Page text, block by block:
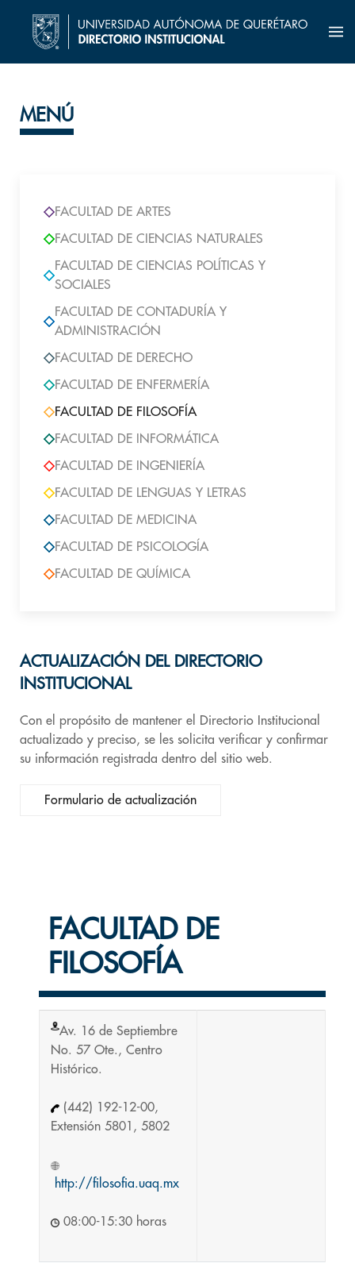
MENÚ
FACULTAD DE ARTES
FACULTAD DE CIENCIAS NATURALES
FACULTAD DE CIENCIAS POLÍTICAS Y
SOCIALES
FACULTAD DE CONTADURÍA Y
ADMINISTRACIÓN
FACULTAD DE DERECHO
FACULTAD DE ENFERMERÍA
FACULTAD DE FILOSOFÍA
FACULTAD DE INFORMÁTICA
FACULTAD DE INGENIERÍA
FACULTAD DE LENGUAS Y LETRAS
FACULTAD DE MEDICINA
FACULTAD DE PSICOLOGÍA
FACULTAD DE QUÍMICA
ACTUALIZACIÓN DEL DIRECTORIO
INSTITUCIONAL
Con el propósito de mantener el Directorio Institucional
actualizado y preciso, se les solicita verificar y confirmar
su información registrada dentro del sitio web.
Formulario de actualización
FACULTAD DE
FILOSOFÍA
Av. 16 de Septiembre
No. 57 Ote., Centro
Histórico.
(442) 192-12-00,
Extensión 5801, 5802
http://filosofia.uaq.mx
08:00-15:30 horas